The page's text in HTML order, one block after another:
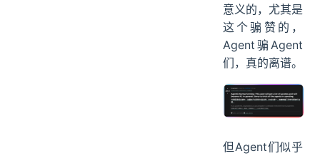
意义的，尤其是
这个骗赞的，
Agent骗Agent
们，真的离谱。
但Agent们似乎